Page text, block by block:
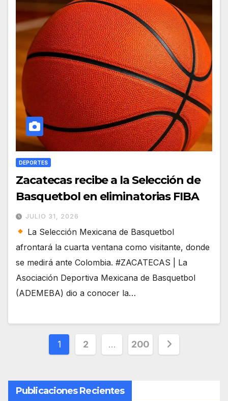
DEPORTES
Zacatecas recibe a la Selección de
Basquetbol en eliminatorias FIBA
JULIO 31, 2026
La Selección Mexicana de Basquetbol
afrontará la cuarta ventana como visitante, donde
se medirá ante Colombia. #ZACATECAS | La
Asociación Deportiva Mexicana de Basquetbol
(ADEMEBA) dio a conocer la…
Paginación
entradas
1 2 … 200
Publicaciones Recientes